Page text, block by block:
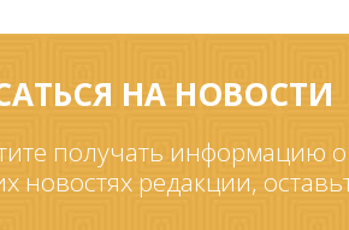
НА НОВОСТИ
получать информацию
новостях редакции,